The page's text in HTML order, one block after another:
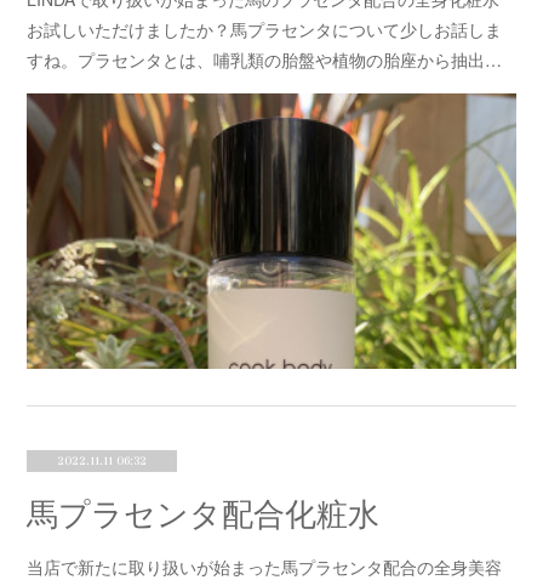
お試しいただけましたか？馬プラセンタについて少しお話しま
すね。プラセンタとは、哺乳類の胎盤や植物の胎座から抽出…
2022.11.11 06:32
馬プラセンタ配合化粧水
当店で新たに取り扱いが始まった馬プラセンタ配合の全身美容